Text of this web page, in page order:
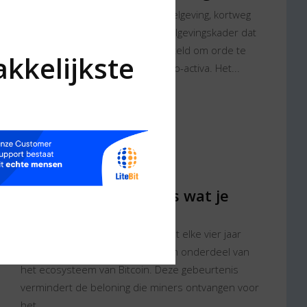
De Markets in Crypto Assets-regelgeving, kortweg
MiCA, is een allesomvattend regelgevingskader dat
door de Europese Unie is opgesteld om orde te
scheppen in de wereld van crypto-activa. Het...
Bitcoin Halving - Alles wat je
Bitcoin Halving, een fenomeen dat elke vier jaar
plaatsvindt, is een veelbesproken onderdeel van
het ecosysteem van Bitcoin. Deze gebeurtenis
vermindert de beloning die miners ontvangen voor